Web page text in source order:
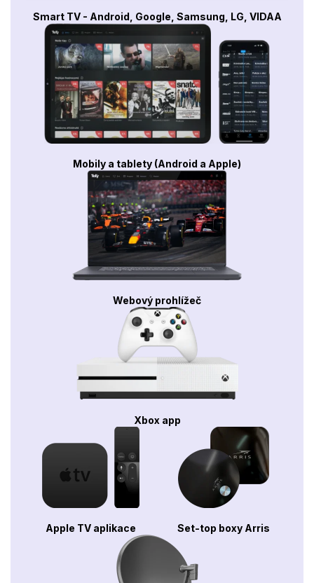
Smart TV - Android, Google, Samsung, LG, VIDAA
Mobily a tablety (Android a Apple)
Webový prohlížeč
Xbox app
Apple TV aplikace Set-top boxy Arris